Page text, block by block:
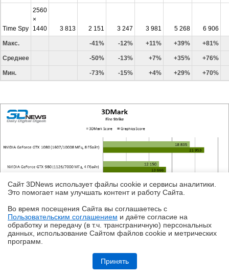
Обзор HUAWEI WATCH Kids X1 Pro: самые умные детские часы
Time Spy
2560
×
1440
3 813 2 151 3 247 3 981 5 268 6 906
Макс. -41% -12% +11% +39% +81%
Среднее -50% -13% +7% +35% +76%
Мин. -73% -15% +4% +29% +70%
Сайт 3DNews использует файлы cookie и сервисы аналитики.
Это помогает нам улучшать контент и работу Cайта.
Во время посещения Cайта вы соглашаетесь с
Пользовательским соглашением и даёте согласие на
обработку и передачу (в т.ч. трансграничную) персональных
данных, использование Cайтом файлов cookie и метрических
программ.
Принять